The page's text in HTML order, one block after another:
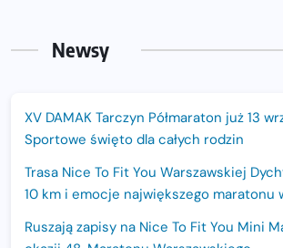
Newsy
XV DAMAK Tarczyn Półmaraton już 13
Sportowe święto dla całych rodzin
Trasa Nice To Fit You Warszawskiej
10 km i emocje największego maratonu
Ruszają zapisy na Nice To Fit You Mini